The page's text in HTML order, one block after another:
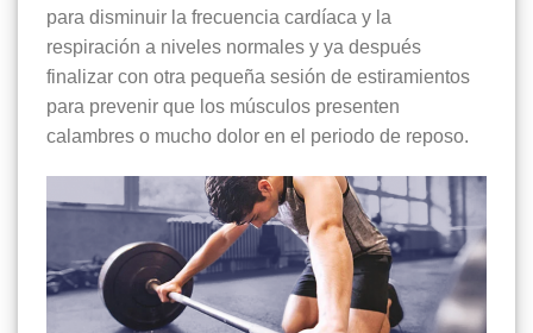
para disminuir la frecuencia cardíaca y la
respiración a niveles normales y ya después
finalizar con otra pequeña sesión de estiramientos
para prevenir que los músculos presenten
calambres o mucho dolor en el periodo de reposo.